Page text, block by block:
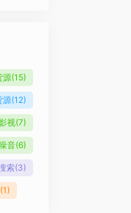
源(15)
源(12)
视(7)
音(6)
索(3)
(1)